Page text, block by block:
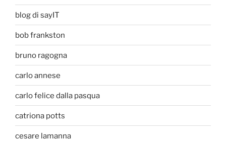
blog di sayIT
bob frankston
bruno ragogna
carlo annese
carlo felice dalla pasqua
catriona potts
cesare lamanna